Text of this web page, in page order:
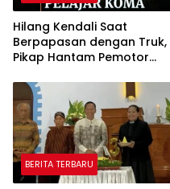
Hilang Kendali Saat
Berpapasan dengan Truk,
Pikap Hantam Pemotor
Tulungagung
BERITA TERBARU